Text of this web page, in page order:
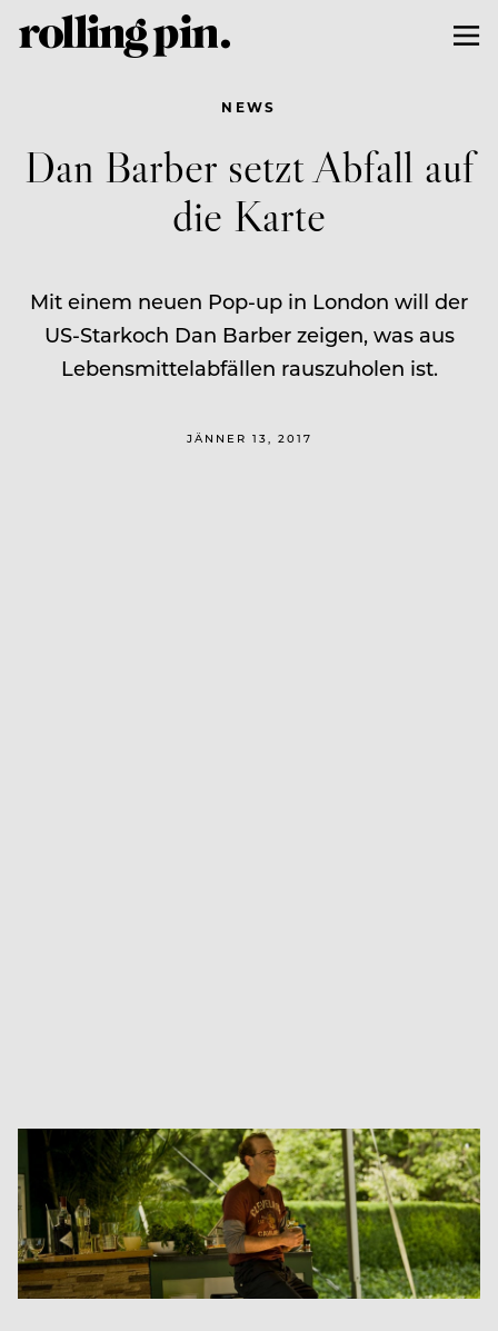
NEWS
Dan Barber setzt Abfall auf
die Karte
Mit einem neuen Pop-up in London will der
US-Starkoch Dan Barber zeigen, was aus
Lebensmittelabfällen rauszuholen ist.
JÄNNER 13, 2017